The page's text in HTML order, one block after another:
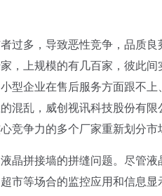
多，导致恶性竞争，品质良
，上规模的有几百家，彼此
型企业在售后服务方面跟不
混乱，威创视讯科技股份有
竞争力的多个厂家重新划分市
拼接墙的拼缝问题。尽管液
市等场合的监控应用和信息